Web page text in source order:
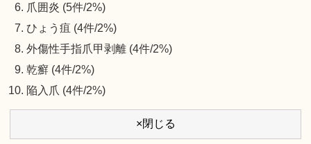
爪囲炎 (5件/2%)
ひょう疽 (4件/2%)
外傷性手指爪甲剥離 (4件/2%)
乾癬 (4件/2%)
陥入爪 (4件/2%)
×閉じる